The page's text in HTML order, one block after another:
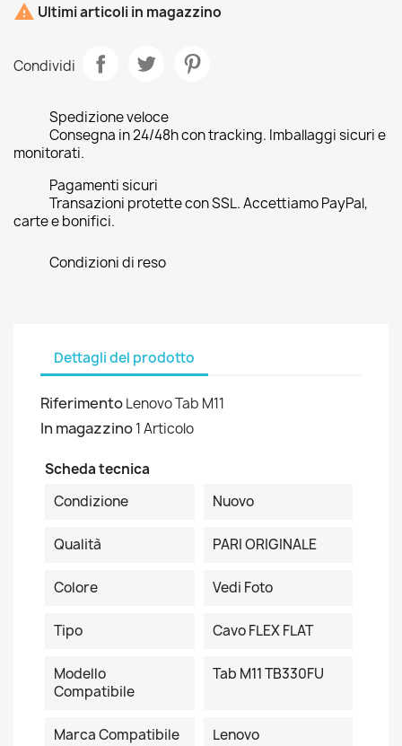
 Ultimi articoli in magazzino
Condividi
Spedizione veloce
Consegna in 24/48h con tracking. Imballaggi sicuri e
monitorati.
Pagamenti sicuri
Transazioni protette con SSL. Accettiamo PayPal,
carte e bonifici.
Condizioni di reso
Dettagli del prodotto
RiferimentoLenovo Tab M11
In magazzino1 Articolo
Scheda tecnica
Condizione
Nuovo
Qualità PARI ORIGINALE
Colore Vedi Foto
Tipo Cavo FLEX FLAT
Modello
Compatibile
Tab M11 TB330FU
Marca Compatibile Lenovo